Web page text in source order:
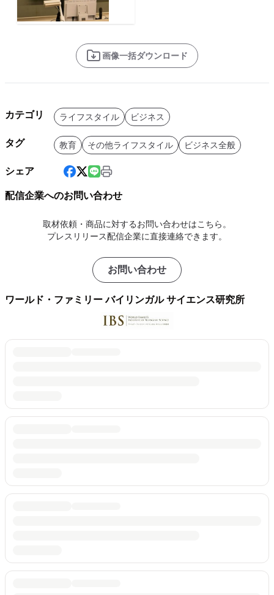
画像一括ダウンロード
カテゴリ ライフスタイル ビジネス
タグ 教育 その他ライフスタイル ビジネス全般
シェア
配信企業へのお問い合わせ
取材依頼・商品に対するお問い合わせはこちら。
プレスリリース配信企業に直接連絡できます。
お問い合わせ
ワールド・ファミリー バイリンガル サイエンス研究所